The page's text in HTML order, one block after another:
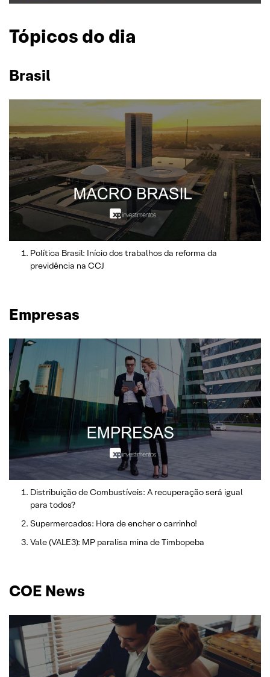
Tópicos do dia
Brasil
Política Brasil: Início dos trabalhos da reforma da
previdência na CCJ
Empresas
Distribuição de Combustíveis: A recuperação será igual
para todos?
Supermercados: Hora de encher o carrinho!
Vale (VALE3): MP paralisa mina de Timbopeba
COE News